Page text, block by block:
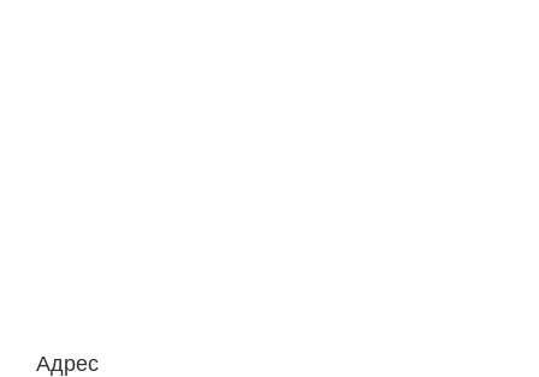
Адрес